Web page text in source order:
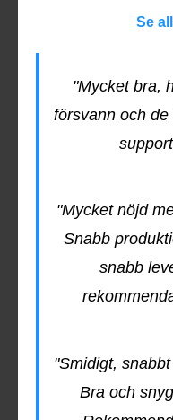
Se
"Mycket bra,
försvann och
"Mycket nöjd
Snabb
snabb
"Smidigt,
Bra och